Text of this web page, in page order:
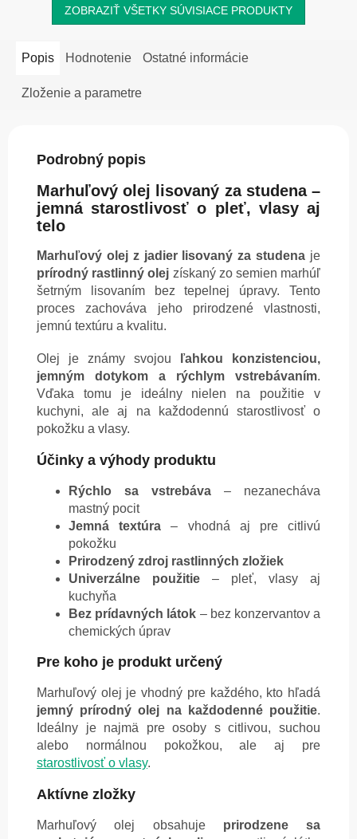
ZOBRAZIŤ VŠETKY SÚVISIACE PRODUKTY
Popis Hodnotenie Ostatné informácie
Zloženie a parametre
Podrobný popis
Marhuľový olej lisovaný za studena –
jemná starostlivosť o pleť, vlasy aj
telo
Marhuľový olej z jadier lisovaný za studena je
prírodný rastlinný olej získaný zo semien marhúľ
šetrným lisovaním bez tepelnej úpravy. Tento
proces zachováva jeho prirodzené vlastnosti,
jemnú textúru a kvalitu.
Olej je známy svojou
ľahkou konzistenciou,
jemným dotykom a rýchlym vstrebávaním.
Vďaka tomu je ideálny nielen na použitie v
kuchyni, ale aj na každodennú starostlivosť o
pokožku a vlasy.
Účinky a výhody produktu
Rýchlo sa vstrebáva – nezanecháva
mastný pocit
Jemná textúra – vhodná aj pre citlivú
pokožku
Prirodzený zdroj rastlinných zložiek
Univerzálne použitie – pleť, vlasy aj
kuchyňa
Bez prídavných látok – bez konzervantov a
chemických úprav
Pre koho je produkt určený
Marhuľový olej je vhodný pre každého, kto hľadá
jemný prírodný olej na každodenné použitie.
Ideálny je najmä pre osoby s citlivou, suchou
alebo normálnou pokožkou, ale aj pre
starostlivosť o vlasy.
Aktívne zložky
Marhuľový olej obsahuje prirodzene sa